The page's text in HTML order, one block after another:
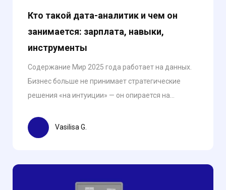
Кто такой дата-аналитик и чем он
занимается: зарплата, навыки,
инструменты
Содержание Мир 2025 года работает на данных.
Бизнес больше не принимает стратегические
решения «на интуиции» — он опирается на...
Vasilisa G.